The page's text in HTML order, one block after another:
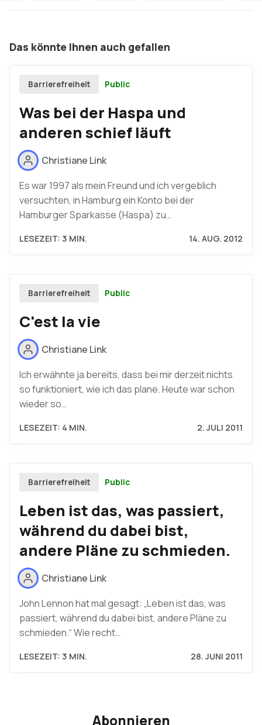
Das könnte Ihnen auch gefallen
Barrierefreiheit Public
Was bei der Haspa und
anderen schief läuft
Christiane Link
Es war 1997 als mein Freund und ich vergeblich
versuchten, in Hamburg ein Konto bei der
Hamburger Sparkasse (Haspa) zu…
LESEZEIT: 3 MIN. 14. AUG. 2012
Barrierefreiheit Public
C'est la vie
Christiane Link
Ich erwähnte ja bereits, dass bei mir derzeit nichts
so funktioniert, wie ich das plane. Heute war schon
wieder so…
LESEZEIT: 4 MIN. 2. JULI 2011
Barrierefreiheit Public
Leben ist das, was passiert,
während du dabei bist,
andere Pläne zu schmieden.
Christiane Link
John Lennon hat mal gesagt: „Leben ist das, was
passiert, während du dabei bist, andere Pläne zu
schmieden.“ Wie recht…
LESEZEIT: 3 MIN. 28. JUNI 2011
Abonnieren